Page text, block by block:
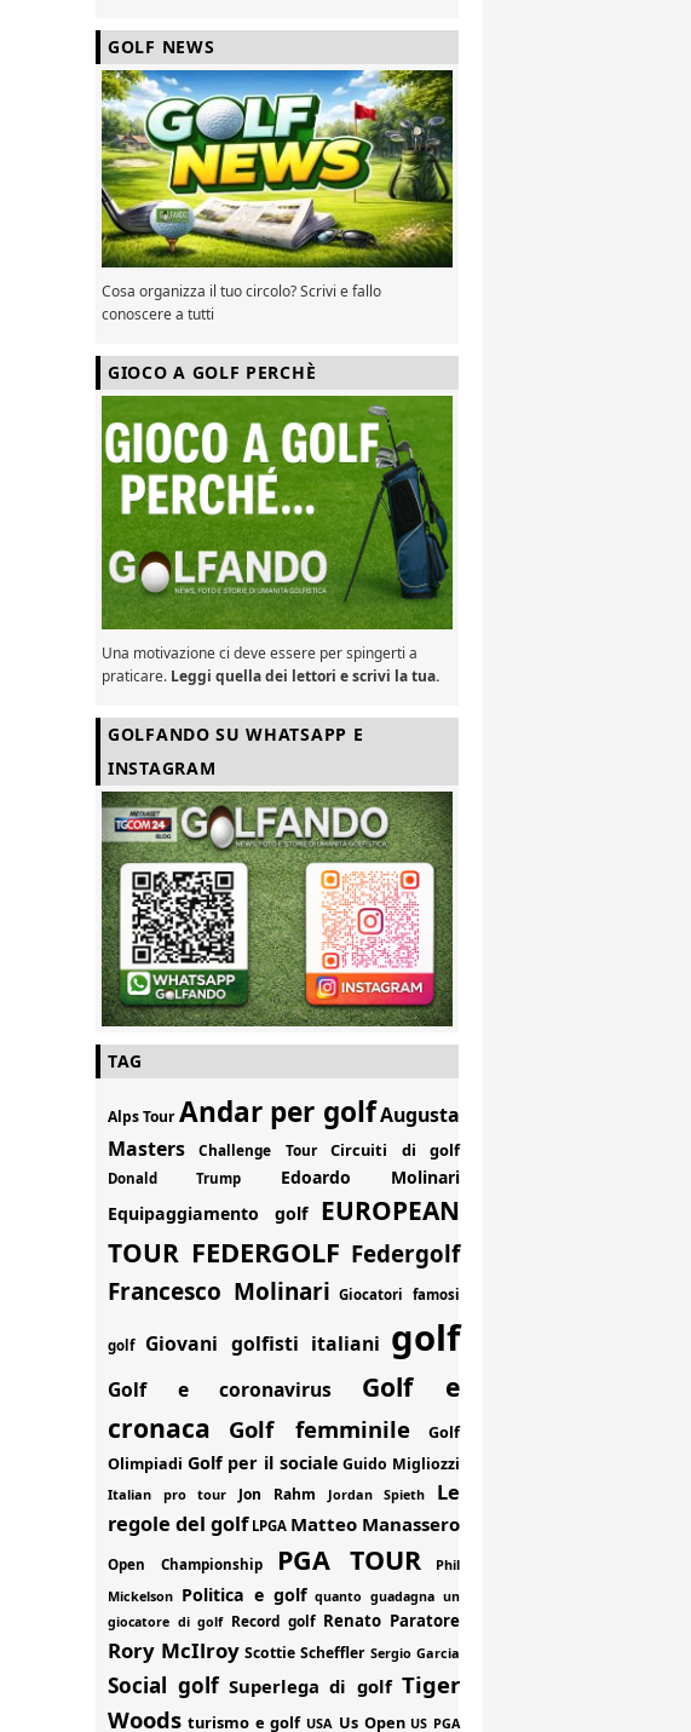
GOLF NEWS
Cosa organizza il tuo circolo? Scrivi e fallo
conoscere a tutti
GIOCO A GOLF PERCHÈ
Una motivazione ci deve essere per spingerti a
praticare. Leggi quella dei lettori e scrivi la tua.
GOLFANDO SU WHATSAPP E
INSTAGRAM
TAG
Alps Tour Andar per golfAugusta
Masters
Challenge Tour Circuiti di golf
Donald Trump
Edoardo Molinari
Equipaggiamento golf
EUROPEAN
TOUR FEDERGOLF Federgolf
Francesco Molinari Giocatori famosi
golf Giovani golfisti italiani golf
Golf e coronavirus
Golf e
cronaca
Golf femminile
Golf
Olimpiadi Golf per il sociale Guido Migliozzi
Italian pro tour Jon Rahm Jordan Spieth
Le
regole del golf LPGA Matteo Manassero
Open Championship PGA TOUR
Phil
Mickelson Politica e golf quanto guadagna un
giocatore di golf Record golf Renato Paratore
Rory McIlroy Scottie Scheffler Sergio Garcia
Social golf Superlega di golf Tiger
Woods turismo e golf USA Us Open US PGA